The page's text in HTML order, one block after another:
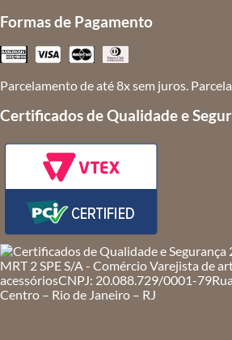
Formas de Pagamento
Parcelamento de até 8x sem juros.
Certificados de Qualidade e
MRT 2 SPE S/A - Comércio Varejista de
acessóriosCNPJ: 20.088.729/0001-79
Centro – Rio de Janeiro – RJ